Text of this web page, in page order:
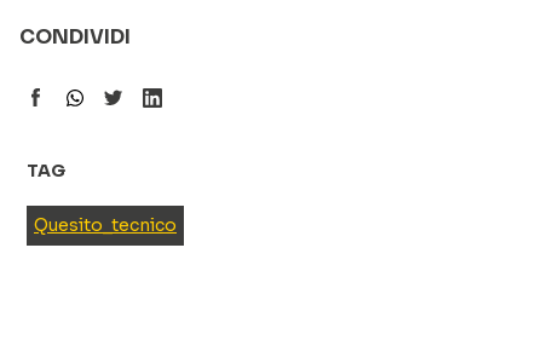
CONDIVIDI
TAG
Quesito_tecnico